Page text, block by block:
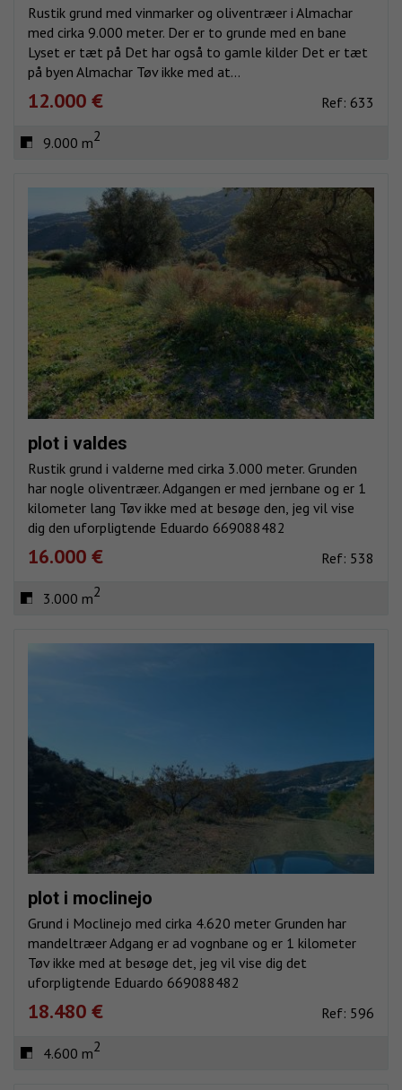
Rustik grund med vinmarker og oliventræer i Almachar
med cirka 9.000 meter. Der er to grunde med en bane
Lyset er tæt på Det har også to gamle kilder Det er tæt
på byen Almachar Tøv ikke med at...
12.000 € Ref: 633
9.000 m2
plot i valdes
Rustik grund i valderne med cirka 3.000 meter. Grunden
har nogle oliventræer. Adgangen er med jernbane og er 1
kilometer lang Tøv ikke med at besøge den, jeg vil vise
dig den uforpligtende Eduardo 669088482
16.000 € Ref: 538
3.000 m2
plot i moclinejo
Grund i Moclinejo med cirka 4.620 meter Grunden har
mandeltræer Adgang er ad vognbane og er 1 kilometer
Tøv ikke med at besøge det, jeg vil vise dig det
uforpligtende Eduardo 669088482
18.480 € Ref: 596
4.600 m2